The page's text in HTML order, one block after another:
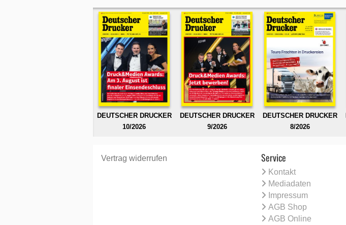
DEUTSCHER DRUCKER
10/2026
DEUTSCHER DRUCKER
9/2026
DEUTSCHER DRUCKER
8/2026
Vertrag widerrufen Service
Kontakt
Mediadaten
Impressum
AGB Shop
AGB Online